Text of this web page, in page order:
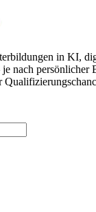
in KI,
nach persönlicher